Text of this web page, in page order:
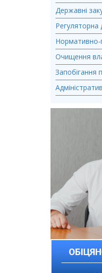
Державні
Регуляторна
Нормативно-
Очищення
Запобігання